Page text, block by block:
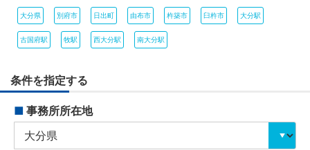
大分県 別府市 日出町 由布市 杵築市 臼杵市 大分駅
古国府駅 牧駅 西大分駅 南大分駅
条件を指定する
■ 事務所所在地